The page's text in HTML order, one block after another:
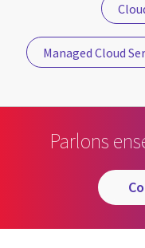
Managed Cloud
Parlons